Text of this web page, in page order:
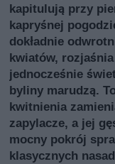
kapitulują przy
kapryśnej
dokładnie
kwiatów,
jednocześnie
byliny marudzą.
kwitnienia
zapylacze, a jej
mocny pokrój
klasycznych